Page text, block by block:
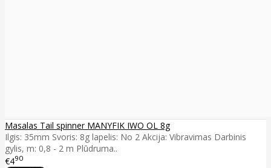
Masalas Tail spinner MANYFIK IWO OL 8g
Ilgis: 35mm Svoris: 8g lapelis: No 2 Akcija: Vibravimas Darbinis
gylis, m: 0,8 - 2 m Plūdruma..
€490